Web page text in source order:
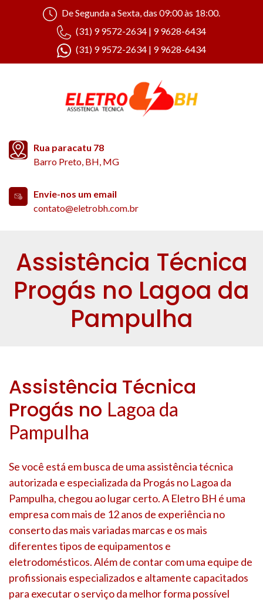
De Segunda a Sexta, das 09:00 às 18:00.
(31) 9 9572-2634 | 9 9628-6434
(31) 9 9572-2634 | 9 9628-6434
Rua paracatu 78
Barro Preto, BH, MG
Envie-nos um email
contato@eletrobh.com.br
Assistência Técnica
Progás no Lagoa da
Pampulha
Assistência Técnica
Progás no Lagoa da
Pampulha
Se você está em busca de uma assistência técnica
autorizada e especializada da Progás no Lagoa da
Pampulha, chegou ao lugar certo. A Eletro BH é uma
empresa com mais de 12 anos de experiência no
conserto das mais variadas marcas e os mais
diferentes tipos de equipamentos e
eletrodomésticos. Além de contar com uma equipe de
profissionais especializados e altamente capacitados
para executar o serviço da melhor forma possível